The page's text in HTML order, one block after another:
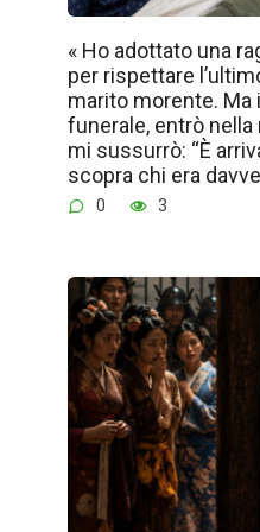
« Ho adottato una
per rispettare
marito morente. Ma
funerale, entrò
mi sussurrò: “È
scopra chi era
0 3